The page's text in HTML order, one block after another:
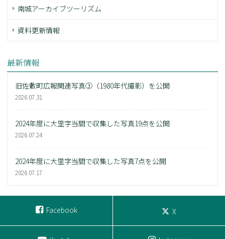
南城アーカイブツーリズム
資料更新情報
最新情報
旧佐敷町広報関連写真③（1980年代撮影）を公開
2026.07.31
2024年度に大里字当間で収集した写真19点を公開
2026.07.24
2024年度に大里字当間で収集した写真7点を公開
2026.07.17
Facebook X